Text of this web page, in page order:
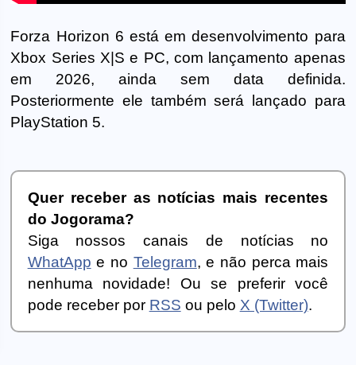
Forza Horizon 6 está em desenvolvimento para
Xbox Series X|S e PC, com lançamento apenas
em 2026, ainda sem data definida.
Posteriormente ele também será lançado para
PlayStation 5.
Quer receber as notícias mais recentes
do Jogorama?
Siga nossos canais de notícias no
WhatApp e no Telegram, e não perca mais
nenhuma novidade! Ou se preferir você
pode receber por RSS ou pelo X (Twitter).